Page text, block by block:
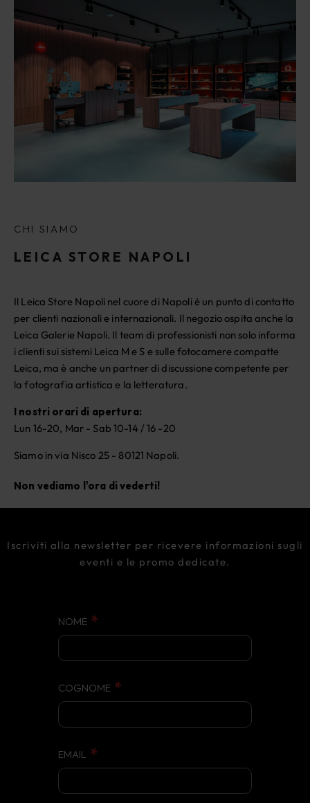
CHI SIAMO
LEICA STORE NAPOLI
Il Leica Store Napoli nel cuore di Napoli è un punto di contatto
per clienti nazionali e internazionali. Il negozio ospita anche la
Leica Galerie Napoli. Il team di professionisti non solo informa
i clienti sui sistemi Leica M e S e sulle fotocamere compatte
Leica, ma è anche un partner di discussione competente per
la fotografia artistica e la letteratura.
I nostri orari di apertura:
Lun 16-20, Mar - Sab 10-14 / 16 -20
Siamo in via Nisco 25 - 80121 Napoli.
Non vediamo l'ora di vederti!
Iscriviti alla newsletter per ricevere informazioni sugli
eventi e le promo dedicate.
NOME
COGNOME
EMAIL